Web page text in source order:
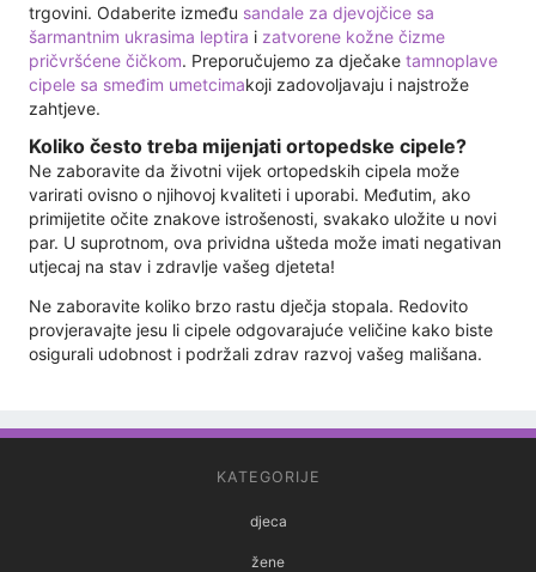
trgovini. Odaberite između sandale za djevojčice sa
šarmantnim ukrasima leptira i zatvorene kožne čizme
pričvršćene čičkom. Preporučujemo za dječake tamnoplave
cipele sa smeđim umetcimakoji zadovoljavaju i najstrože
zahtjeve.
Koliko često treba mijenjati ortopedske cipele?
Ne zaboravite da životni vijek ortopedskih cipela može
varirati ovisno o njihovoj kvaliteti i uporabi. Međutim, ako
primijetite očite znakove istrošenosti, svakako uložite u novi
par. U suprotnom, ova prividna ušteda može imati negativan
utjecaj na stav i zdravlje vašeg djeteta!
Ne zaboravite koliko brzo rastu dječja stopala. Redovito
provjeravajte jesu li cipele odgovarajuće veličine kako biste
osigurali udobnost i podržali zdrav razvoj vašeg mališana.
KATEGORIJE
djeca
žene